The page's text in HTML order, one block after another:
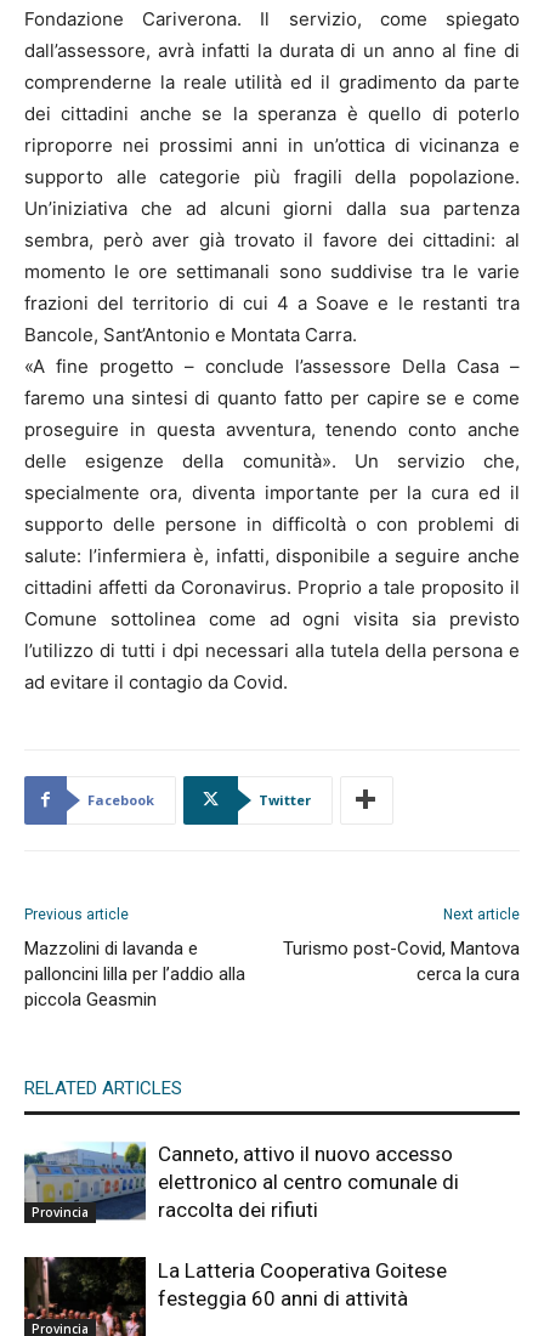
Fondazione Cariverona. Il servizio, come spiegato
dall’assessore, avrà infatti la durata di un anno al fine di
comprenderne la reale utilità ed il gradimento da parte
dei cittadini anche se la speranza è quello di poterlo
riproporre nei prossimi anni in un’ottica di vicinanza e
supporto alle categorie più fragili della popolazione.
Un’iniziativa che ad alcuni giorni dalla sua partenza
sembra, però aver già trovato il favore dei cittadini: al
momento le ore settimanali sono suddivise tra le varie
frazioni del territorio di cui 4 a Soave e le restanti tra
Bancole, Sant’Antonio e Montata Carra.
«A fine progetto – conclude l’assessore Della Casa –
faremo una sintesi di quanto fatto per capire se e come
proseguire in questa avventura, tenendo conto anche
delle esigenze della comunità». Un servizio che,
specialmente ora, diventa importante per la cura ed il
supporto delle persone in difficoltà o con problemi di
salute: l’infermiera è, infatti, disponibile a seguire anche
cittadini affetti da Coronavirus. Proprio a tale proposito il
Comune sottolinea come ad ogni visita sia previsto
l’utilizzo di tutti i dpi necessari alla tutela della persona e
ad evitare il contagio da Covid.
Facebook Twitter
Previous article
Mazzolini di lavanda e
palloncini lilla per l’addio alla
piccola Geasmin
Next article
Turismo post-Covid, Mantova
cerca la cura
RELATED ARTICLES
Provincia
Canneto, attivo il nuovo accesso
elettronico al centro comunale di
raccolta dei rifiuti
Provincia
La Latteria Cooperativa Goitese
festeggia 60 anni di attività